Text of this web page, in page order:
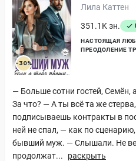
-30%
Лила Каттен
351.1K зн.
НАСТОЯЩАЯ
ПРЕОДОЛЕНИЕ
— Больше сотни гостей,
За что? — А ты всё та же
подписываешь контракты в
ней не спал, — как по
бывший муж. — Слышали. Не
продолжат...
раскрыть